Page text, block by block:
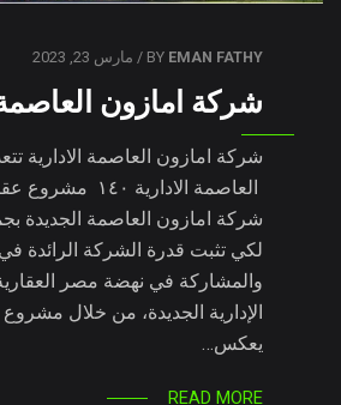
BY EMAN FATHY / مارس 23, 2023
شركة امازون العاصمة
شركة امازون العاصمة الادارية
العاصمة
شركة امازون العاصمة الجديدة
لكي تثبت قدرة الشركة الرائدة
والمشاركة في نهضة مصر
الإدارية الجديدة، من خلال
يعكس…
READ MORE